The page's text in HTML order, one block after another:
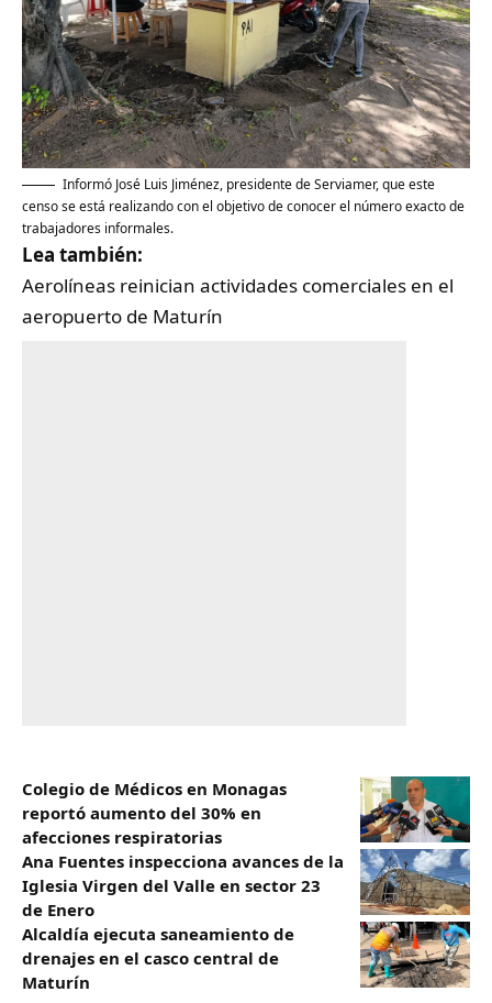
​Informó José Luis Jiménez, presidente de Serviamer, que este
censo se está realizando con el objetivo de conocer el número exacto de
trabajadores informales.
Lea también:
Aerolíneas reinician actividades comerciales en el
aeropuerto de Maturín
Colegio de Médicos en Monagas
reportó aumento del 30% en
afecciones respiratorias
Ana Fuentes inspecciona avances de la
Iglesia Virgen del Valle en sector 23
de Enero
Alcaldía ejecuta saneamiento de
drenajes en el casco central de
Maturín